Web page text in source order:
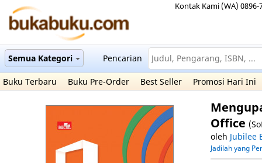
Kontak Kami (WA) 0896-
Semua Kategori Pencarian
Buku Terbaru Buku Pre-Order Best Seller Promosi Hari Ini
Office
oleh Jubilee
Jadilah yang